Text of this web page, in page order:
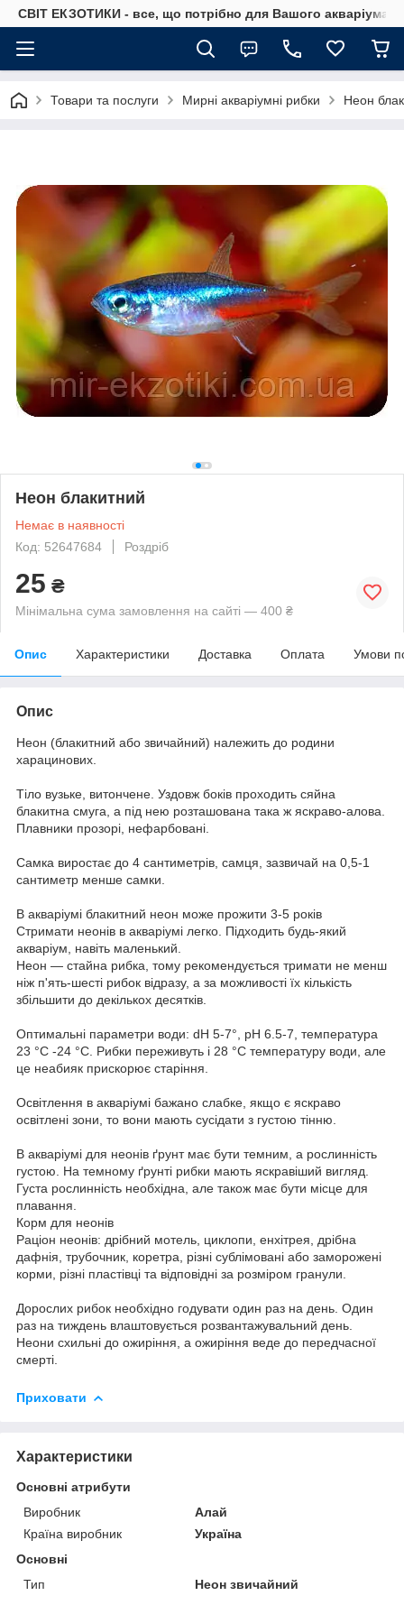
СВІТ ЕКЗОТИКИ - все, що потрібно для Вашого акваріума
Товари та послуги Мирні акваріумні рибки Неон
Неон блакитний
Немає в наявності
Код: 52647684
Роздріб
25 ₴
Мінімальна сума замовлення на сайті — 400 ₴
Опис Характеристики Доставка Оплата Умови
Опис
Неон (блакитний або звичайний) належить до родини
харацинових.
Тіло вузьке, витончене. Уздовж боків проходить сяйна
блакитна смуга, а під нею розташована така ж яскраво-алова.
Плавники прозорі, нефарбовані.
Самка виростає до 4 сантиметрів, самця, зазвичай на 0,5-1
сантиметр менше самки.
В акваріумі блакитний неон може прожити 3-5 років
Стримати неонів в акваріумі легко. Підходить будь-який
акваріум, навіть маленький.
Неон — стайна рибка, тому рекомендується тримати не менш
ніж п'ять-шесті рибок відразу, а за можливості їх кількість
збільшити до декількох десятків.
Оптимальні параметри води: dH 5-7°, pH 6.5-7, температура
23 °C -24 °C. Рибки переживуть і 28 °C температуру води, але
це неабияк прискорює старіння.
Освітлення в акваріумі бажано слабке, якщо є яскраво
освітлені зони, то вони мають сусідати з густою тінню.
В акваріумі для неонів ґрунт має бути темним, а рослинність
густою. На темному ґрунті рибки мають яскравіший вигляд.
Густа рослинність необхідна, але також має бути місце для
плавання.
Корм для неонів
Раціон неонів: дрібний мотель, циклопи, енхітрея, дрібна
дафнія, трубочник, коретра, різні сублімовані або заморожені
корми, різні пластівці та відповідні за розміром гранули.
Дорослих рибок необхідно годувати один раз на день. Один
раз на тиждень влаштовується розвантажувальний день.
Неони схильні до ожиріння, а ожиріння веде до передчасної
смерті.
Приховати
Характеристики
Основні атрибути
Виробник
Алай
Країна виробник
Україна
Основні
Тип
Неон звичайний